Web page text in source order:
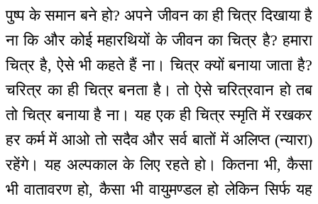
पुष्प के समान बने हो? अपने जीवन का ही चित्र दिखाया है
ना कि और कोई महारथियों के जीवन का चित्र है? हमारा
चित्र है, ऐसे भी कहते हैं ना। चित्र क्यों बनाया जाता है?
चरित्र का ही चित्र बनता है। तो ऐसे चरित्रवान हो तब
तो चित्र बनाया है ना। यह एक ही चित्र स्मृति में रखकर
हर कर्म में आओ तो सदैव और सर्व बातों में अलिप्त (न्यारा)
रहेंगे। यह अल्पकाल के लिए रहते हो। कितना भी, कैसा
भी वातावरण हो, कैसा भी वायुमण्डल हो लेकिन सिर्फ यह